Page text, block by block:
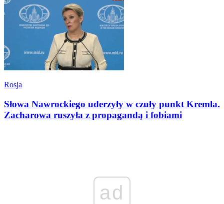
Rosja
Słowa Nawrockiego uderzyły w czuły punkt Kremla.
Zacharowa ruszyła z propagandą i fobiami
ad